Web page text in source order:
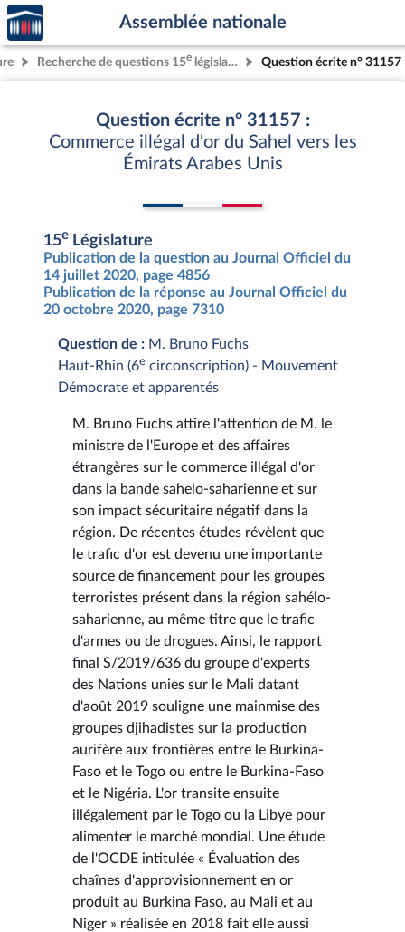
Aller au contenu
Aller en bas de la page
Accèder
à la
page
d'accueil
Assemblée nationale
Recherche de questions 15e législature Question écrite n° 31157
Question écrite n° 31157 :
Commerce illégal d'or du Sahel vers les
Émirats Arabes Unis
15e Législature
Publication de la question au Journal Officiel du
14 juillet 2020, page 4856
Publication de la réponse au Journal Officiel du
20 octobre 2020, page 7310
Question de : M. Bruno Fuchs
Haut-Rhin (6e circonscription) - Mouvement
Démocrate et apparentés
M. Bruno Fuchs attire l'attention de M. le
ministre de l'Europe et des affaires
étrangères sur le commerce illégal d'or
dans la bande sahelo-saharienne et sur
son impact sécuritaire négatif dans la
région. De récentes études révèlent que
le trafic d'or est devenu une importante
source de financement pour les groupes
terroristes présent dans la région sahélo-
saharienne, au même titre que le trafic
d'armes ou de drogues. Ainsi, le rapport
final S/2019/636 du groupe d'experts
des Nations unies sur le Mali datant
d'août 2019 souligne une mainmise des
groupes djihadistes sur la production
aurifère aux frontières entre le Burkina-
Faso et le Togo ou entre le Burkina-Faso
et le Nigéria. L'or transite ensuite
illégalement par le Togo ou la Libye pour
alimenter le marché mondial. Une étude
de l'OCDE intitulée « Évaluation des
chaînes d'approvisionnement en or
produit au Burkina Faso, au Mali et au
Niger » réalisée en 2018 fait elle aussi